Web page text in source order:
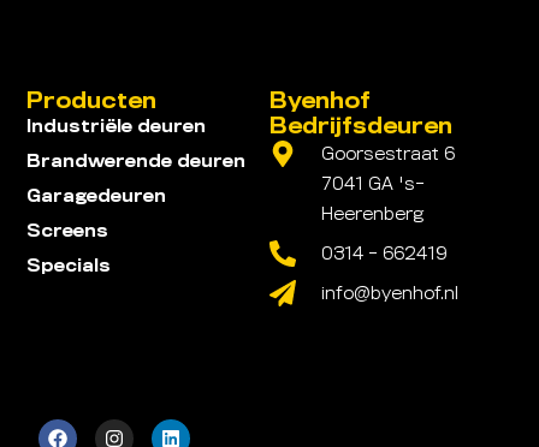
Byenhof
Bedrijfsdeuren
Goorsestraat 6
7041 GA 's-
Heerenberg
0314 - 662419
info@byenhof.nl
Producten
Industriële deuren
Brandwerende deuren
Garagedeuren
Screens
Specials